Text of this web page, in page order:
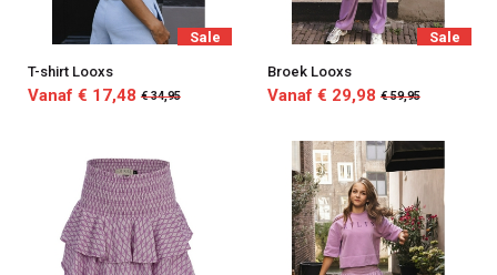
Sale
T-shirt Looxs
Vanaf € 17,48 € 34,95
Sale
Broek Looxs
Vanaf € 29,98 € 59,95